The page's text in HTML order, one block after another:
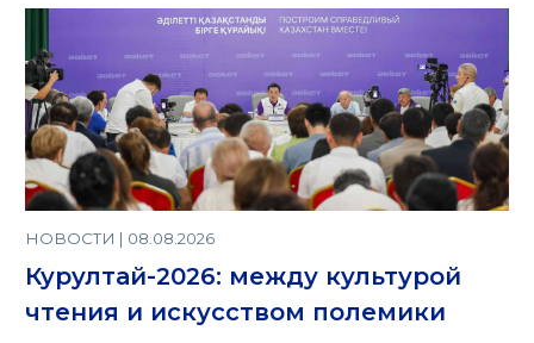
НОВОСТИ | 08.08.2026
Курултай-2026: между культурой
чтения и искусством полемики